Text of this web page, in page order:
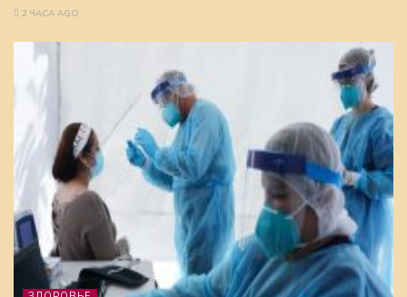
2 ЧАСА AGO